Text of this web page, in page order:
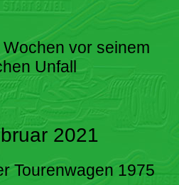
vor seinem
Unfall
2021
Tourenwagen 1975